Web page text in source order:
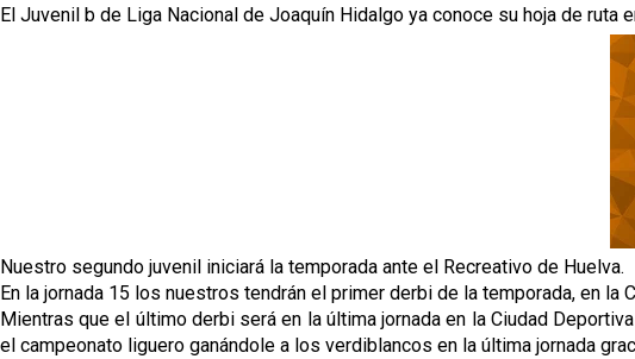
El Juvenil b de Liga Nacional de Joaquín Hidalgo ya conoce su hoja de ruta
Nuestro segundo juvenil iniciará la temporada ante el Recreativo de Huelva.
En la jornada 15 los nuestros tendrán el primer derbi de la temporada, en la
Mientras que el último derbi será en la última jornada en la Ciudad
el campeonato liguero ganándole a los verdiblancos en la última jornada